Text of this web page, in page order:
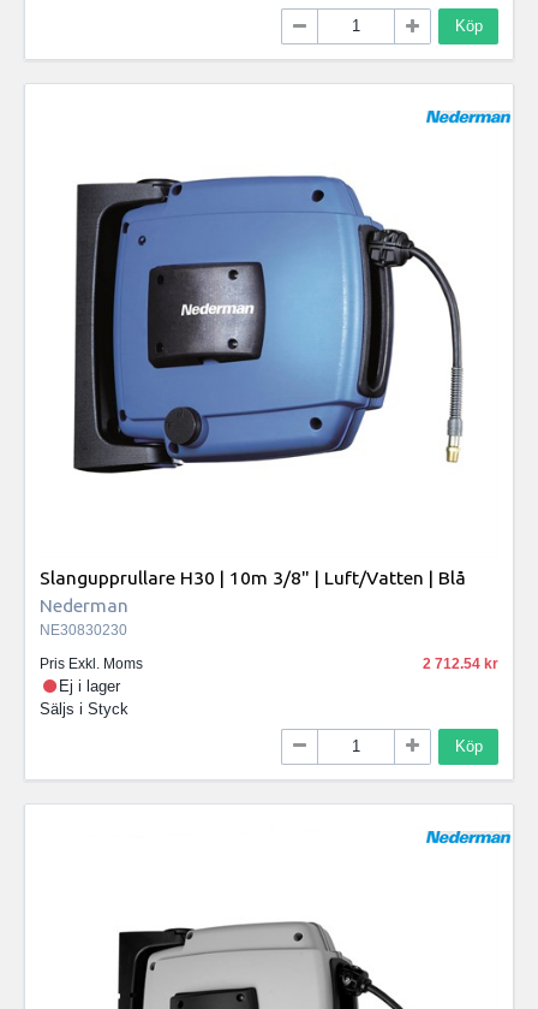
Köp
Slangupprullare H30 | 10m 3/8" | Luft/Vatten | Blå
Nederman
NE30830230
Pris Exkl. Moms
2 712.54
Ej i lager
Säljs i Styck
Köp